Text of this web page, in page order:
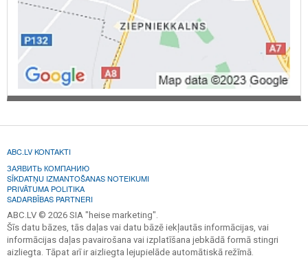
ABC.LV KONTAKTI
ЗАЯВИТЬ КОМПАНИЮ
SĪKDATŅU IZMANTOŠANAS NOTEIKUMI
PRIVĀTUMA POLITIKA
SADARBĪBAS PARTNERI
ABC.LV © 2026 SIA "heise marketing".
Šīs datu bāzes, tās daļas vai datu bāzē iekļautās informācijas, vai
informācijas daļas pavairošana vai izplatīšana jebkādā formā stingri
aizliegta. Tāpat arī ir aizliegta lejupielāde automātiskā režīmā.